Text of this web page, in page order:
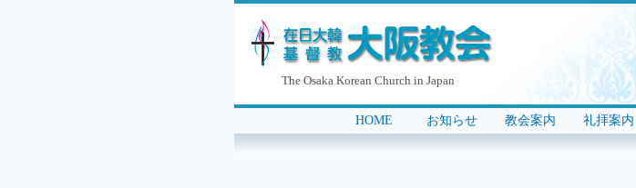
The Osaka Korean Church in Japan
HOME お知らせ 教会案内 礼拝案内